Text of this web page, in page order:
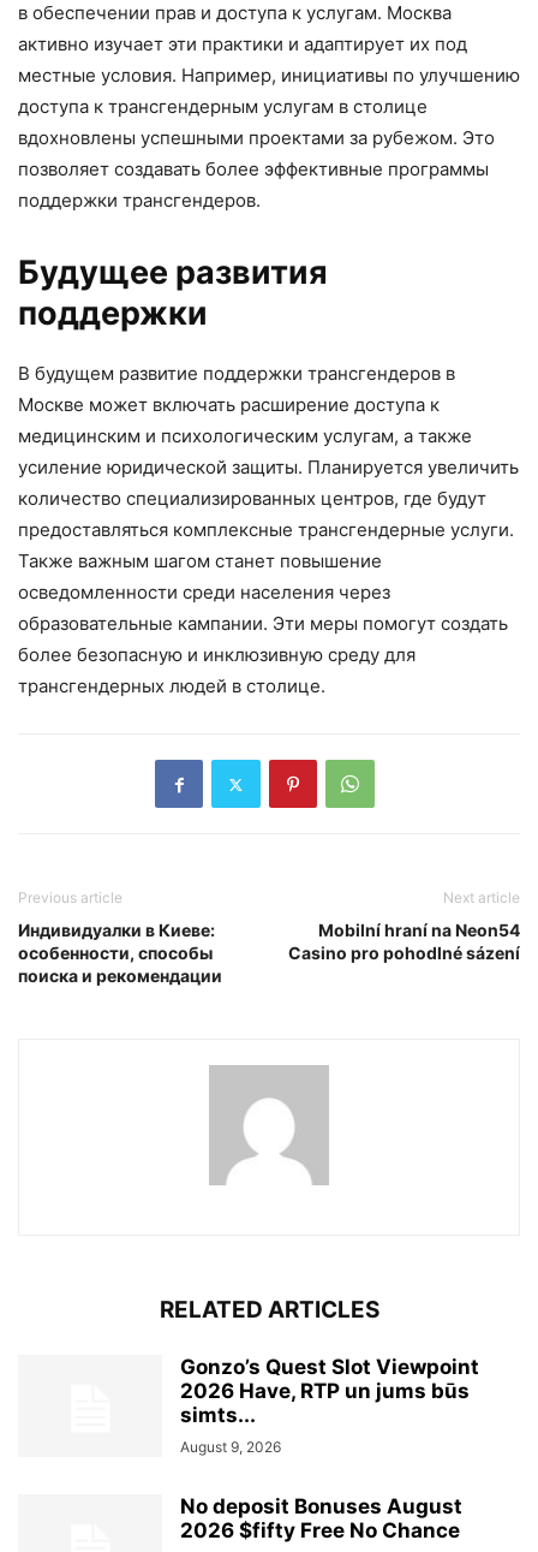
в обеспечении прав и доступа к услугам. Москва
активно изучает эти практики и адаптирует их под
местные условия. Например, инициативы по улучшению
доступа к трансгендерным услугам в столице
вдохновлены успешными проектами за рубежом. Это
позволяет создавать более эффективные программы
поддержки трансгендеров.
Будущее развития
поддержки
В будущем развитие поддержки трансгендеров в
Москве может включать расширение доступа к
медицинским и психологическим услугам, а также
усиление юридической защиты. Планируется увеличить
количество специализированных центров, где будут
предоставляться комплексные трансгендерные услуги.
Также важным шагом станет повышение
осведомленности среди населения через
образовательные кампании. Эти меры помогут создать
более безопасную и инклюзивную среду для
трансгендерных людей в столице.
Previous article
Индивидуалки в Киеве:
особенности, способы
поиска и рекомендации
Next article
Mobilní hraní na Neon54
Casino pro pohodlné sázení
RELATED ARTICLES
Gonzo’s Quest Slot Viewpoint
2026 Have, RTP un jums būs
simts...
August 9, 2026
No deposit Bonuses August
2026 $fifty Free No Chance